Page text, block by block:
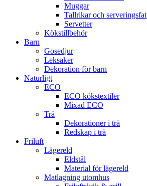
Muggar
Tallrikar och serveringsfat
Servetter
Kökstillbehör
Barn
Gosedjur
Leksaker
Dekoration för barn
Naturligt
ECO
ECO kökstextiler
Mixad ECO
Trä
Dekorationer i trä
Redskap i trä
Friluft
Lägereld
Eldstål
Material för lägereld
Matlagning utomhus